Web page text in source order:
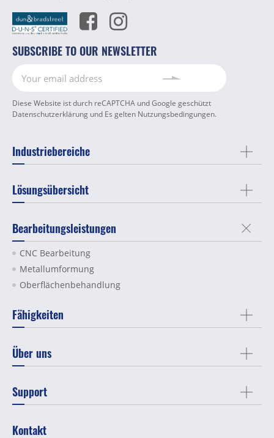
SUBSCRIBE TO OUR NEWSLETTER
Diese Website ist durch reCAPTCHA und Google geschützt
Datenschutzerklärung und Es gelten Nutzungsbedingungen.
Industriebereiche
Lösungsübersicht
Bearbeitungsleistungen
CNC Bearbeitung
Metallumformung
Oberflächenbehandlung
Fähigkeiten
Über uns
Support
Kontakt